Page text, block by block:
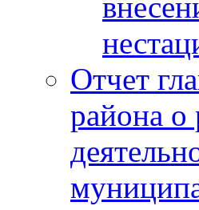
Отчет
района о